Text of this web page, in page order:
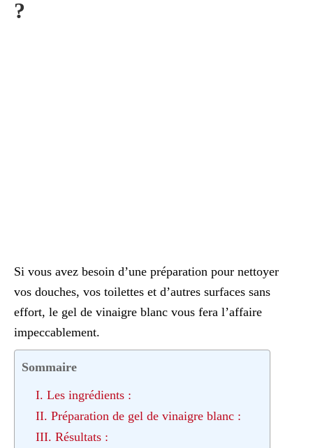
?
Si vous avez besoin d’une préparation pour nettoyer
vos douches, vos toilettes et d’autres surfaces sans
effort, le gel de vinaigre blanc vous fera l’affaire
impeccablement.
Sommaire
I. Les ingrédients :
II. Préparation de gel de vinaigre blanc :
III. Résultats :